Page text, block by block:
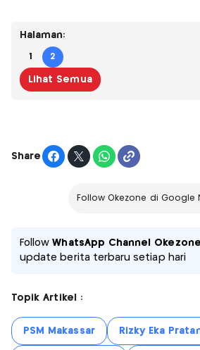
Halaman:
1 2
Lihat Semua
Share
Follow Okezone di Google
FollowWhatsApp Channel Okezone
update berita terbaru setiap hari
Topik Artikel :
PSM Makassar Rizky Eka